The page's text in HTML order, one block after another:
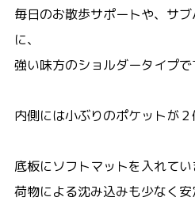
毎日のお散歩サポートや、サ
に、
強い味方のショルダータイプ
内側には小ぶりのポケットが２
底板にソフトマットを入れてい
荷物による沈み込みも少なく安